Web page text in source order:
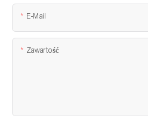
E-Mail
Zawartość